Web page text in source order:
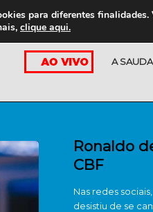
A
Ronaldo
CBF
Nas redes
desistiu de se
para diferentes
clique aqui.